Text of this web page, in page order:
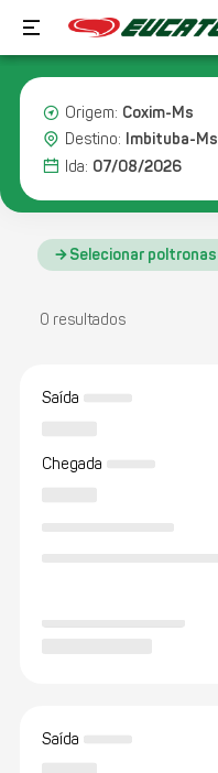
Origem: Coxim-Ms
Destino: Imbituba-Ms
Ida: 07/08/2026
Selecionar poltronas
0 resultados
Saída
Chegada
Saída